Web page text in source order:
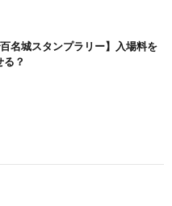
名城スタンプラリー】入場料を
？